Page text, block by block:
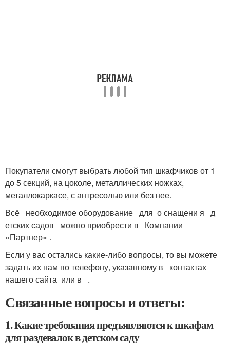
Покупатели смогут выбрать любой тип шкафчиков от 1
до 5 секций, на цоколе, металлических ножках,
металлокаркасе, с антресолью или без нее.
Всё необходимое оборудование для о снащени я д
етских садов можно приобрести в Компании
«Партнер» .
Если у вас остались какие-либо вопросы, то вы можете
задать их нам по телефону, указанному в контактах
нашего сайта или в .
Связанные вопросы и ответы:
1. Какие требования предъявляются к шкафам
для раздевалок в детском саду